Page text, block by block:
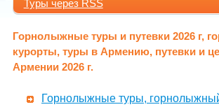
Туры через RSS
Горнолыжные туры и путевки 2026 г,
курорты, туры в Армению, путевки и
Армении 2026 г.
Горнолыжные туры,